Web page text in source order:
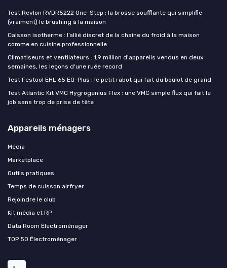
Test Revlon RVDR5222 One-Step : la brosse soufflante qui simplifie
(vraiment) le brushing à la maison
Caisson isotherme : l’allié discret de la chaîne du froid à la maison
comme en cuisine professionnelle
Climatiseurs et ventilateurs : 1,9 million d'appareils vendus en deux
semaines, les leçons d'une ruée record
Test Festool EHL 65 EQ-Plus : le petit rabot qui fait du boulot de grand
Test Atlantic Kit VMC Hygrogenius Flex : une VMC simple flux qui fait le
job sans trop de prise de tête
Appareils ménagers
Média
Marketplace
Outils pratiques
Temps de cuisson airfryer
Rejoindre le club
Kit média et RP
Data Room Électroménager
TOP 50 Électroménager